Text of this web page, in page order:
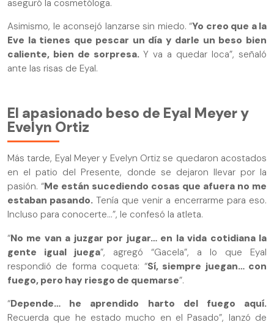
aseguró la cosmetóloga.
Asimismo, le aconsejó lanzarse sin miedo. “Yo creo que a la
Eve la tienes que pescar un día y darle un beso bien
caliente, bien de sorpresa. Y va a quedar loca”, señaló
ante las risas de Eyal.
El apasionado beso de Eyal Meyer y
Evelyn Ortiz
Más tarde, Eyal Meyer y Evelyn Ortiz se quedaron acostados
en el patio del Presente, donde se dejaron llevar por la
pasión. “Me están sucediendo cosas que afuera no me
estaban pasando. Tenía que venir a encerrarme para eso.
Incluso para conocerte…”, le confesó la atleta.
“No me van a juzgar por jugar… en la vida cotidiana la
gente igual juega”, agregó “Gacela”, a lo que Eyal
respondió de forma coqueta: “Sí, siempre juegan… con
fuego, pero hay riesgo de quemarse”.
“Depende… he aprendido harto del fuego aquí.
Recuerda que he estado mucho en el Pasado”, lanzó de